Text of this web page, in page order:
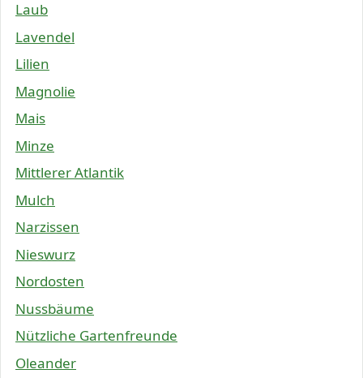
Laub
Lavendel
Lilien
Magnolie
Mais
Minze
Mittlerer Atlantik
Mulch
Narzissen
Nieswurz
Nordosten
Nussbäume
Nützliche Gartenfreunde
Oleander